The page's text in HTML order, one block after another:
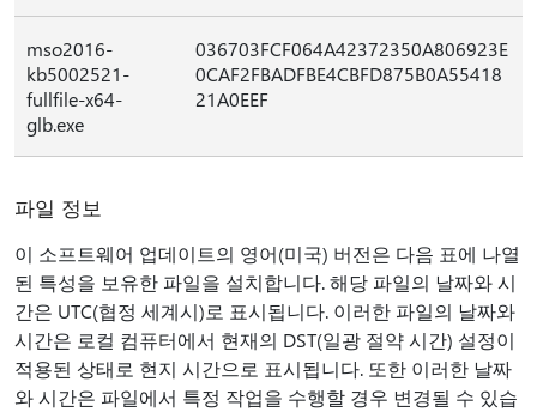
mso2016-
kb5002521-
fullfile-x64-
glb.exe
036703FCF064A42372350A806923E
0CAF2FBADFBE4CBFD875B0A55418
21A0EEF
파일 정보
이 소프트웨어 업데이트의 영어(미국) 버전은 다음 표에 나열
된 특성을 보유한 파일을 설치합니다. 해당 파일의 날짜와 시
간은 UTC(협정 세계시)로 표시됩니다. 이러한 파일의 날짜와
시간은 로컬 컴퓨터에서 현재의 DST(일광 절약 시간) 설정이
적용된 상태로 현지 시간으로 표시됩니다. 또한 이러한 날짜
와 시간은 파일에서 특정 작업을 수행할 경우 변경될 수 있습